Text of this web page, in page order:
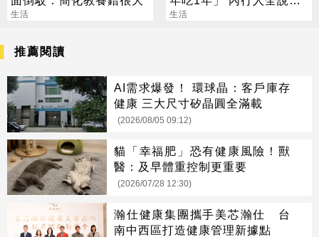
生活
了：生存不易
生活
推薦閱讀
AI需求爆發！ 環球晶：客戶庫存
健康 三大尺寸矽晶圓全滿載
(2026/08/05 09:12)
貓「幸福肥」恐有健康風險！獸
醫：及早體重控制更重要
(2026/07/28 12:30)
瀚仕健康集團攜手美芯瀚仕 台
南中西區打造健康管理新據點